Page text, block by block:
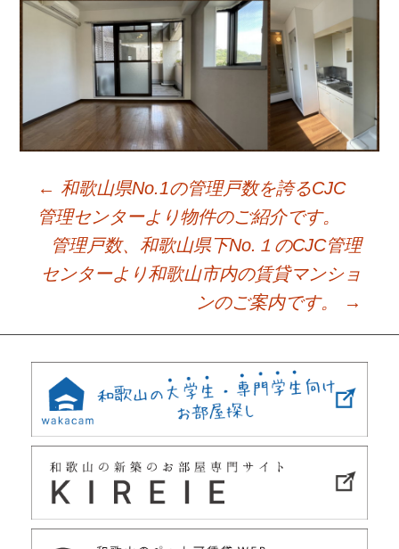
Post
navigation
← 和歌山県No.1の管理戸数を誇るCJC
管理センターより物件のご紹介です。
管理戸数、和歌山県下No.１のCJC管理
センターより和歌山市内の賃貸マンショ
ンのご案内です。
→